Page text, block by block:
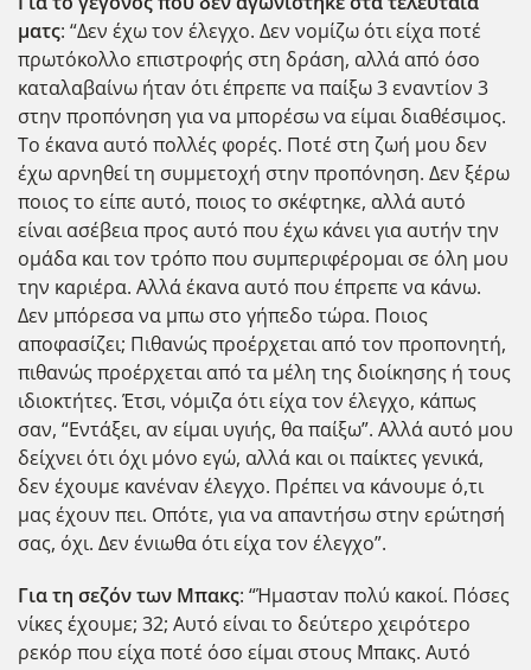
ματς: “Δεν έχω τον έλεγχο. Δεν νομίζω ότι είχα ποτέ
πρωτόκολλο επιστροφής στη δράση, αλλά από όσο
καταλαβαίνω ήταν ότι έπρεπε να παίξω 3 εναντίον 3
στην προπόνηση για να μπορέσω να είμαι διαθέσιμος.
Το έκανα αυτό πολλές φορές. Ποτέ στη ζωή μου δεν
έχω αρνηθεί τη συμμετοχή στην προπόνηση. Δεν ξέρω
ποιος το είπε αυτό, ποιος το σκέφτηκε, αλλά αυτό
είναι ασέβεια προς αυτό που έχω κάνει για αυτήν την
ομάδα και τον τρόπο που συμπεριφέρομαι σε όλη μου
την καριέρα. Αλλά έκανα αυτό που έπρεπε να κάνω.
Δεν μπόρεσα να μπω στο γήπεδο τώρα. Ποιος
αποφασίζει; Πιθανώς προέρχεται από τον προπονητή,
πιθανώς προέρχεται από τα μέλη της διοίκησης ή τους
ιδιοκτήτες. Έτσι, νόμιζα ότι είχα τον έλεγχο, κάπως
σαν, “Εντάξει, αν είμαι υγιής, θα παίξω”. Αλλά αυτό μου
δείχνει ότι όχι μόνο εγώ, αλλά και οι παίκτες γενικά,
δεν έχουμε κανέναν έλεγχο. Πρέπει να κάνουμε ό,τι
μας έχουν πει. Οπότε, για να απαντήσω στην ερώτησή
σας, όχι. Δεν ένιωθα ότι είχα τον έλεγχο”.
Για τη σεζόν των Μπακς: “Ήμασταν πολύ κακοί. Πόσες
νίκες έχουμε; 32; Αυτό είναι το δεύτερο χειρότερο
ρεκόρ που είχα ποτέ όσο είμαι στους Μπακς. Αυτό